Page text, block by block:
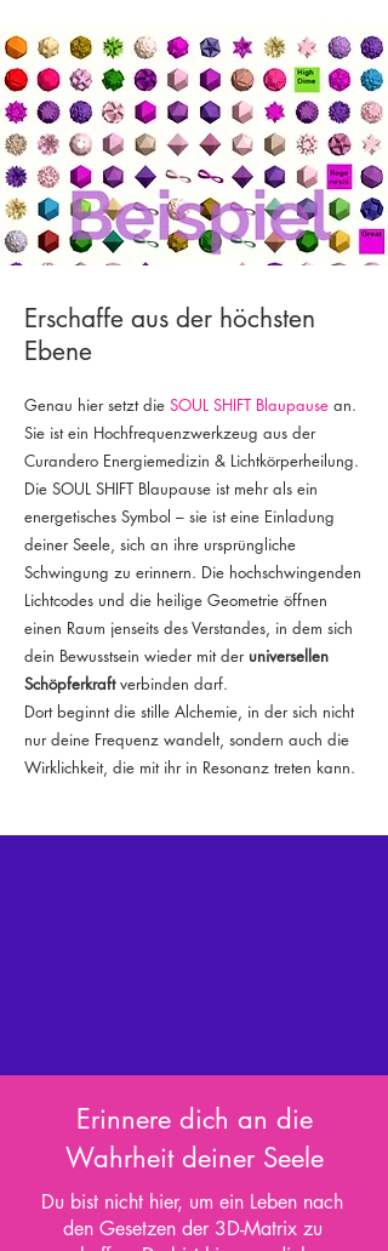
Erschaffe aus der höchsten
Ebene
Genau hier setzt die SOUL SHIFT Blaupause an.
Sie ist ein Hochfrequenzwerkzeug aus der
Curandero Energiemedizin & Lichtkörperheilung.
Die SOUL SHIFT Blaupause ist mehr als ein
energetisches Symbol – sie ist eine Einladung
deiner Seele, sich an ihre ursprüngliche
Schwingung zu erinnern. Die hochschwingenden
Lichtcodes und die heilige Geometrie öffnen
einen Raum jenseits des Verstandes, in dem sich
dein Bewusstsein wieder mit der universellen
Schöpferkraftverbinden darf.
Dort beginnt die stille Alchemie, in der sich nicht
nur deine Frequenz wandelt, sondern auch die
Wirklichkeit, die mit ihr in Resonanz treten kann.
Erinnere dich an die
Wahrheit deiner Seele
Du bist nicht hier, um ein Leben nach
den Gesetzen der 3D-Matrix zu